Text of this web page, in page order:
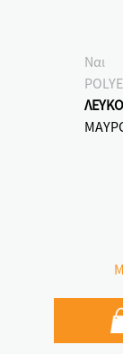
Ναι
ΛΕΥΚΟ